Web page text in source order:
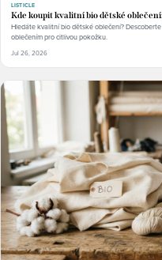
LISTICLE
Kde koupit kvalitní bio dětské
Hledáte kvalitní bio dětské oblečení?
oblečením pro citlivou pokožku.
Jul 26, 2026